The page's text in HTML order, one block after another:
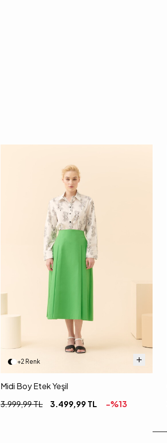
+2 Renk
Midi Boy Etek Yeşil
3.999,99TL 3.499,99TL -%13